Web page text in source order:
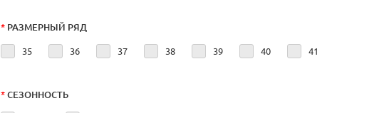
* РАЗМЕРНЫЙ РЯД
35 36 37 38 39 40 41
* СЕЗОННОСТЬ